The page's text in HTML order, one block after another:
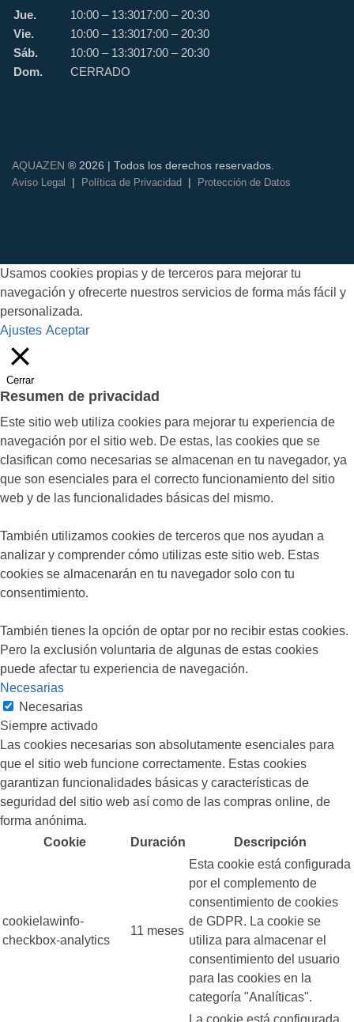
Jue.
10:00 – 13:3017:00 – 20:30
Vie.
10:00 – 13:3017:00 – 20:30
Sáb.
10:00 – 13:3017:00 – 20:30
Dom.
CERRADO
AQUAZEN ® 2026 | Todos los derechos reservados.
Aviso Legal
| Política de Privacidad | Protección de Datos
Usamos cookies propias y de terceros para mejorar tu
navegación y ofrecerte nuestros servicios de forma más fácil y
personalizada.
Ajustes Aceptar
Cerrar
Resumen de privacidad
Este sitio web utiliza cookies para mejorar tu experiencia de
navegación por el sitio web. De estas, las cookies que se
clasifican como necesarias se almacenan en tu navegador, ya
que son esenciales para el correcto funcionamiento del sitio
web y de las funcionalidades básicas del mismo.
También utilizamos cookies de terceros que nos ayudan a
analizar y comprender cómo utilizas este sitio web. Estas
cookies se almacenarán en tu navegador solo con tu
consentimiento.
También tienes la opción de optar por no recibir estas cookies.
Pero la exclusión voluntaria de algunas de estas cookies
puede afectar tu experiencia de navegación.
Necesarias
Necesarias
Siempre activado
Las cookies necesarias son absolutamente esenciales para
que el sitio web funcione correctamente. Estas cookies
garantizan funcionalidades básicas y características de
seguridad del sitio web así como de las compras online, de
forma anónima.
Cookie
Duración Descripción
cookielawinfo-
checkbox-analytics
11 meses
Esta cookie está configurada
por el complemento de
consentimiento de cookies
de GDPR. La cookie se
utiliza para almacenar el
consentimiento del usuario
para las cookies en la
categoría "Analíticas".